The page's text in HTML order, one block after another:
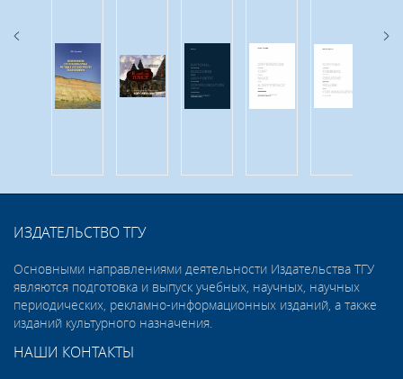
ИЗДАТЕЛЬСТВО ТГУ
Основными направлениями деятельности Издательства ТГУ
являются подготовка и выпуск учебных, научных, научных
периодических, рекламно-информационных изданий, а также
изданий культурного назначения.
НАШИ КОНТАКТЫ